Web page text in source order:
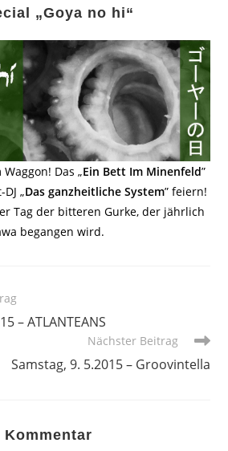
„Goya no hi“
Das „Ein Bett Im Minenfeld”
„Das ganzheitliche System” feiern!
Tag der bitteren Gurke, der jährlich
begangen wird.
– ATLANTEANS
Nächster Beitrag
Samstag, 9. 5.2015 – Groovintella